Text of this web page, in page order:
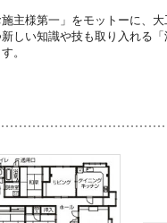
施主様第一」をモットーに、
しい知識や技も取り入れる
。